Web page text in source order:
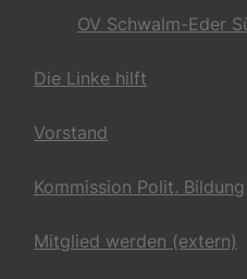
OV Schwalm-Eder
Die Linke hilft
Vorstand
Kommission Polit. Bildung
Mitglied werden (extern)